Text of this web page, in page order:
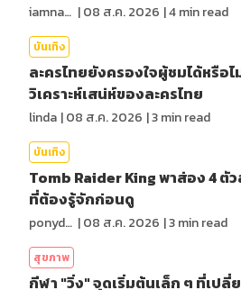
iamnan23 |08 ส.ค. 2026 |4min read
บันเทิง
ละครไทยยังครองใจผู้ชมได้หรือไ
วิเคราะห์เสน่ห์ของละครไทย
linda |08 ส.ค. 2026 |3min read
บันเทิง
Tomb Raider King พาส่อง 4 ตัว
ที่ต้องรู้จักก่อนดู
ponydiary |08 ส.ค. 2026 |3min read
สุขภาพ
กีฬา "วิ่ง" จุดเริ่มต้นเล็ก ๆ ที่เปลี่